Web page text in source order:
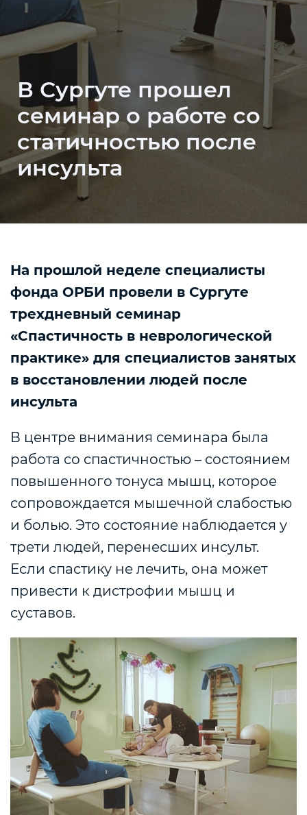
В Сургуте прошел
семинар о работе со
статичностью после
инсульта
На прошлой неделе специалисты
фонда ОРБИ провели в Сургуте
трехдневный семинар
«Спастичность в неврологической
практике» для специалистов занятых
в восстановлении людей после
инсульта
В центре внимания семинара была
работа со спастичностью – состоянием
повышенного тонуса мышц, которое
сопровождается мышечной слабостью
и болью. Это состояние наблюдается у
трети людей, перенесших инсульт.
Если спастику не лечить, она может
привести к дистрофии мышц и
суставов.